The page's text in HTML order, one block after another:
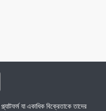
যা একাধিক বিক্রেতাকে তাদের